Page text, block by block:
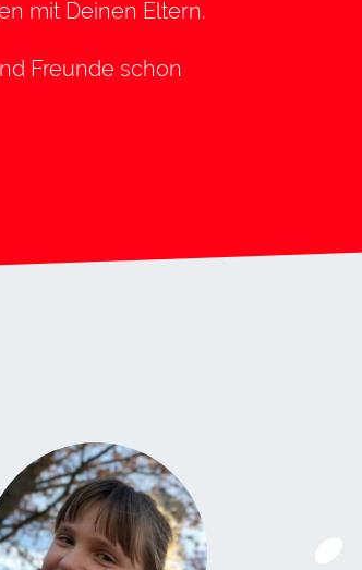
mit Deinen Eltern.
Freunde schon